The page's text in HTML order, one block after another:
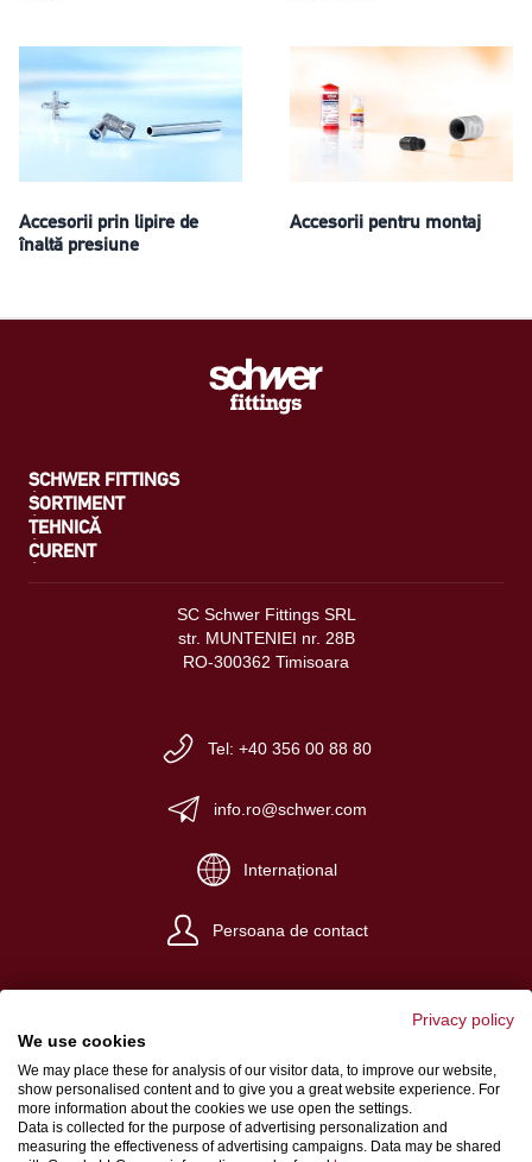
Accesorii prin lipire de
înaltă presiune
Accesorii pentru montaj
SCHWER FITTINGS
SORTIMENT
TEHNICĂ
CURENT
SC Schwer Fittings SRL
str. MUNTENIEI nr. 28B
RO-300362 Timisoara
Tel: +40 356 00 88 80
info.ro@schwer.com
Internațional
Persoana de contact
Despre noi
Condiţii generale de afaceri
Protecția datelor
Privacy policy
We use cookies
We may place these for analysis of our visitor data, to improve our website,
show personalised content and to give you a great website experience. For
more information about the cookies we use open the settings.
Data is collected for the purpose of advertising personalization and
measuring the effectiveness of advertising campaigns. Data may be shared